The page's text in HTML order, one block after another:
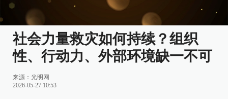
社会力量救灾如何持续？组织
性、行动力、外部环境缺一不可
来源： 光明网
2026-05-27 10:53